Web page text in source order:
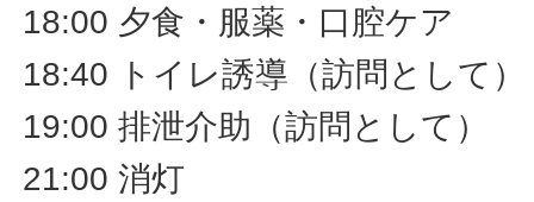
18:00 夕食・服薬・口腔ケア
18:40 トイレ誘導（訪問として）
19:00 排泄介助（訪問として）
21:00 消灯